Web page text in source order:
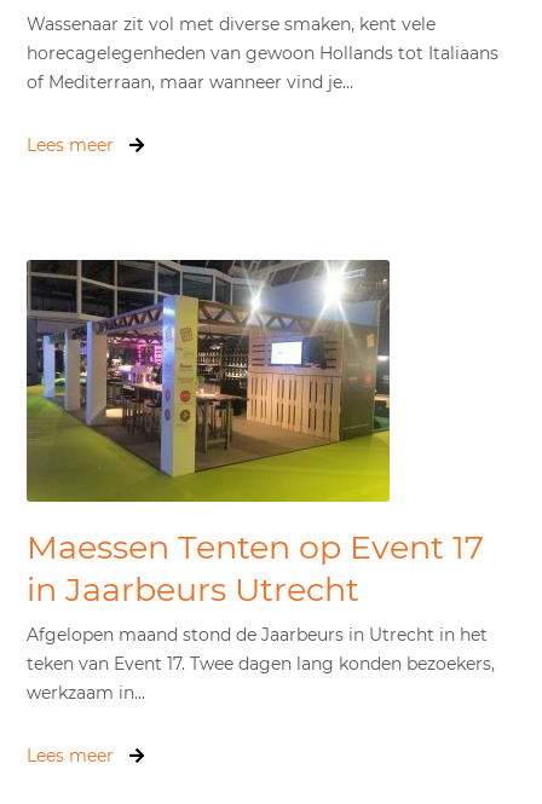
Wassenaar zit vol met diverse smaken, kent vele
horecagelegenheden van gewoon Hollands tot Italiaans
of Mediterraan, maar wanneer vind je...
Lees meer
Maessen Tenten op Event 17
in Jaarbeurs Utrecht
Afgelopen maand stond de Jaarbeurs in Utrecht in het
teken van Event 17. Twee dagen lang konden bezoekers,
werkzaam in...
Lees meer